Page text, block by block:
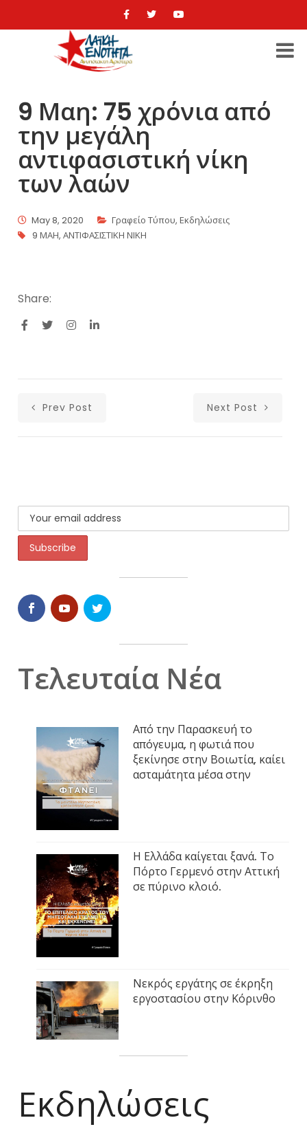
9 Μαη: 75 χρόνια από
την μεγάλη
αντιφασιστική νίκη
των λαών
May 8, 2020 Γραφείο Τύπου,Εκδηλώσεις
9 ΜΑΗ,ΑΝΤΙΦΑΣΙΣΤΙΚΗ ΝΙΚΗ
Share:
Prev Post Next Post
Τελευταία Νέα
Από την Παρασκευή το
απόγευμα, η φωτιά που
ξεκίνησε στην Βοιωτία, καίει
ασταμάτητα μέσα στην
Η Ελλάδα καίγεται ξανά. Το
Πόρτο Γερμενό στην Αττική
σε πύρινο κλοιό.
Νεκρός εργάτης σε έκρηξη
εργοστασίου στην Κόρινθο
Εκδηλώσεις